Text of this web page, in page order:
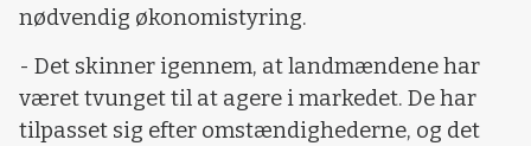
nødvendig økonomistyring.
- Det skinner igennem, at landmændene har
været tvunget til at agere i markedet. De har
tilpasset sig efter omstændighederne, og det